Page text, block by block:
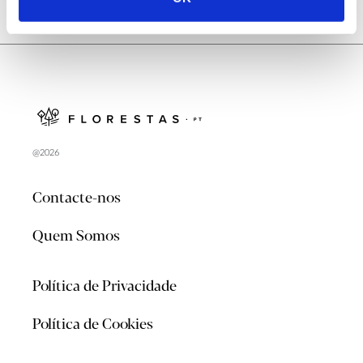
@2026
Contacte-nos
Quem Somos
Política de Privacidade
Política de Cookies